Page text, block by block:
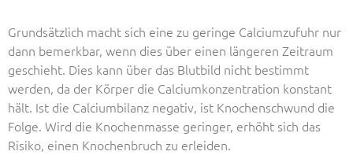
Grundsätzlich macht sich eine zu geringe Calciumzufuhr nur
dann bemerkbar, wenn dies über einen längeren Zeitraum
geschieht. Dies kann über das Blutbild nicht bestimmt
werden, da der Körper die Calciumkonzentration konstant
hält. Ist die Calciumbilanz negativ, ist Knochenschwund die
Folge. Wird die Knochenmasse geringer, erhöht sich das
Risiko, einen Knochenbruch zu erleiden.